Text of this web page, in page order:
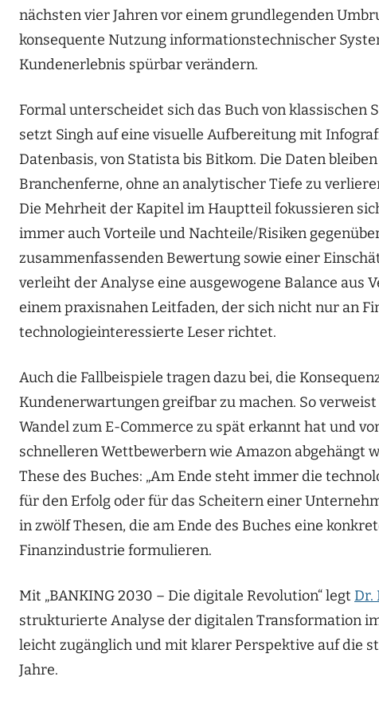
nächsten vier Jahren vor einem grundlegenden
konsequente Nutzung informationstechnischer
Kundenerlebnis spürbar verändern.
Formal unterscheidet sich das Buch von klassischen
setzt Singh auf eine visuelle Aufbereitung mit
Datenbasis, von Statista bis Bitkom. Die Daten
Branchenferne, ohne an analytischer Tiefe zu
Die Mehrheit der Kapitel im Hauptteil fokussieren
immer auch Vorteile und Nachteile/Risiken
zusammenfassenden Bewertung sowie einer
verleiht der Analyse eine ausgewogene Balance aus
einem praxisnahen Leitfaden, der sich nicht nur an
technologieinteressierte Leser richtet.
Auch die Fallbeispiele tragen dazu bei, die
Kundenerwartungen greifbar zu machen. So
Wandel zum E-Commerce zu spät erkannt hat und
schnelleren Wettbewerbern wie Amazon abgehängt
These des Buches: „Am Ende steht immer die
für den Erfolg oder für das Scheitern einer
in zwölf Thesen, die am Ende des Buches eine
Finanzindustrie formulieren.
Mit „BANKING 2030 – Die digitale Revolution“ legt Dr.
strukturierte Analyse der digitalen Transformation
leicht zugänglich und mit klarer Perspektive auf die
Jahre.